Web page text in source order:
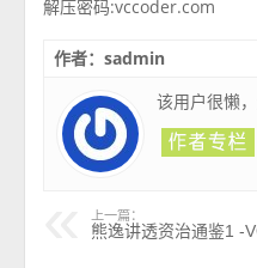
解压密码:vccoder.com
作者：sadmin
该用户很懒
上一篇：
熊逸讲透资治通鉴1 -